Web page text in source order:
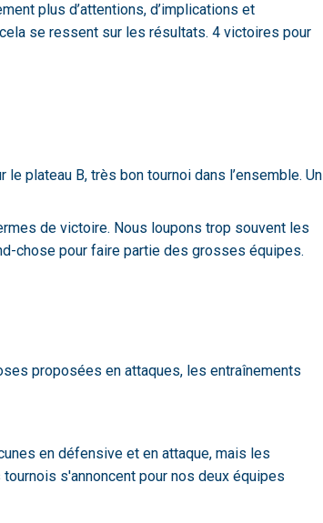
plus d’attentions, d’implications et
se ressent sur les résultats. 4 victoires pour
plateau B, très bon tournoi dans l’ensemble. Un
de victoire. Nous loupons trop souvent les
chose pour faire partie des grosses équipes.
proposées en attaques, les entraînements
en défensive et en attaque, mais les
s'annoncent pour nos deux équipes